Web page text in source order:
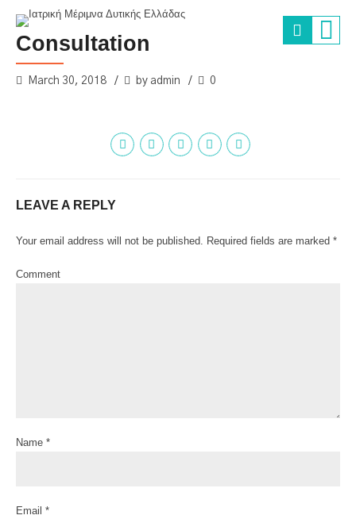
Consultation
March 30, 2018 by admin 0
LEAVE A REPLY
Your email address will not be published. Required fields are marked *
Comment
Name *
Email *